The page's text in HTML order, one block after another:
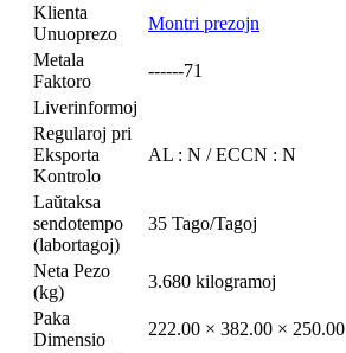
Klienta
Unuoprezo
Montri prezojn
Metala
Faktoro
------71
Liverinformoj
Regularoj pri
Eksporta
Kontrolo
AL : N / ECCN : N
Laŭtaksa
sendotempo
(labortagoj)
35 Tago/Tagoj
Neta Pezo
(kg)
3.680 kilogramoj
Paka
Dimensio
222.00 × 382.00 × 250.00